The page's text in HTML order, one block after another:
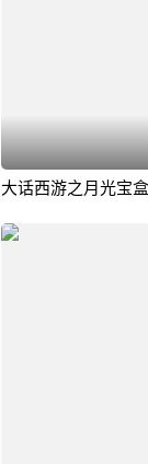
大话西游之月光宝盒